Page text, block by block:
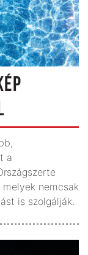
a
nemcsak
is szolgálják.